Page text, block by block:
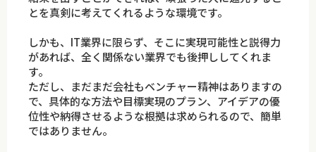
とを真剣に考えてくれるような環境です。
しかも、IT業界に限らず、そこに実現可能性と説得力
があれば、全く関係ない業界でも後押ししてくれま
す。
ただし、まだまだ会社もベンチャー精神はありますの
で、具体的な方法や目標実現のプラン、アイデアの優
位性や納得させるような根拠は求められるので、簡単
ではありません。